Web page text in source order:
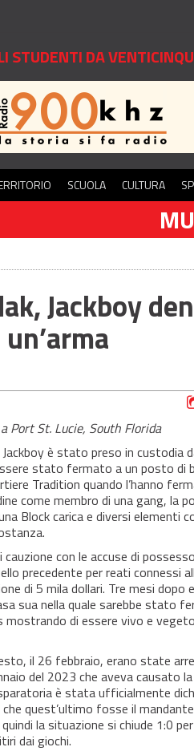
STUDENTI DA
SCUOLA CULTURA
Jackboy
Port St. Lucie, South Florida
è stato preso in custodia
stato fermato a un posto di
Tradition quando l’hanno
come membro di una gang, la
Block carica e diversi elementi
con le accuse di
precedente per reati connessi
di 5 mila dollari. Tre mesi dopo
sua nella quale sarebbe stato
di essere vivo e
il 26 febbraio, erano state
del 2023 che aveva causato
è stata ufficialmente
quest’ultimo fosse il
la situazione si chiude 1:0
dai giochi.